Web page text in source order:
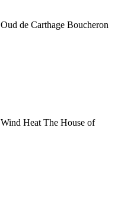
Oud de Carthage Boucheron
Wind Heat The House of